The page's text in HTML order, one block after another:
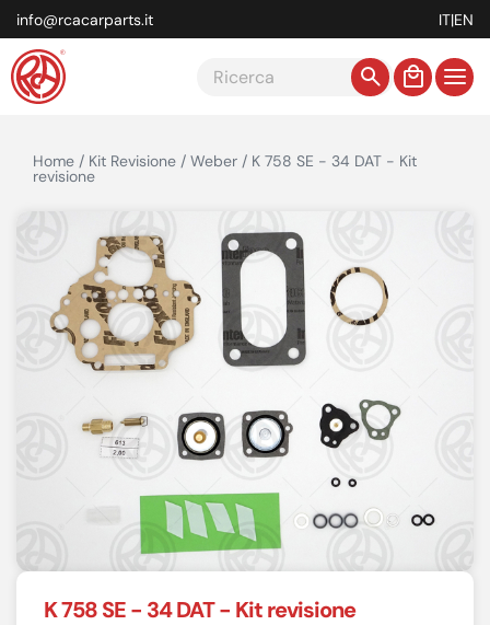
info@rcacarparts.it IT|EN
Home / Kit Revisione / Weber / K 758 SE - 34 DAT - Kit
revisione
K 758 SE - 34 DAT - Kit revisione